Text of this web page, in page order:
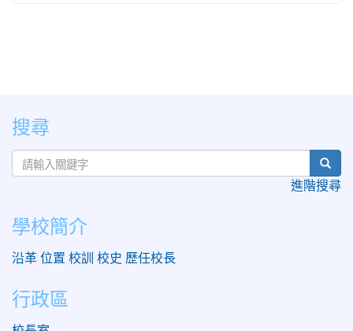
:::
搜尋
進階搜尋
學校簡介
沿革 位置 校訓 校史 歷任校長
行政區